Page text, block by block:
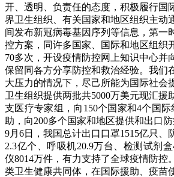
开、透明、负责任的态度，积极履行国
界卫生组织、有关国家和地区组织主动
间发布新冠病毒基因序列等信息，第一
控方案，同许多国家、国际和地区组织
70多次，开设疫情防控网上知识中心并
保留同各方分享防控和救治经验。我们
大压力的情况下，尽己所能为国际社会
卫生组织提供两批共5000万美元现汇援
支医疗专家组，向150个国家和4个国
助，向200多个国家和地区提供和出口
9月6日，我国总计出口口罩1515亿只、
2.3亿个、呼吸机20.9万台、检测试剂
仪8014万件，有力支持了全球疫情防控
类卫生健康共同体，在国际援助、疫苗